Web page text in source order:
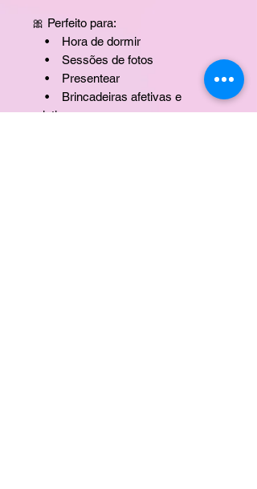
🎀 Perfeito para:
• Hora de dormir
• Sessões de fotos
• Presentear
• Brincadeiras afetivas e
criativas